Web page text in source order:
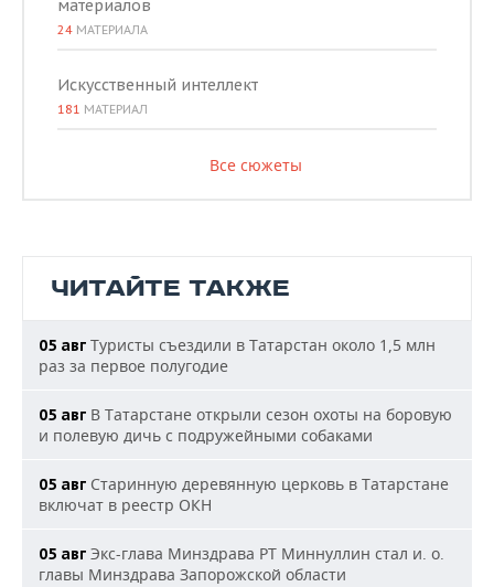
материалов
24 МАТЕРИАЛА
Искусственный интеллект
181 МАТЕРИАЛ
Все сюжеты
ЧИТАЙТЕ ТАКЖЕ
05 авг Туристы съездили в Татарстан около 1,5 млн
раз за первое полугодие
05 авг В Татарстане открыли сезон охоты на боровую
и полевую дичь с подружейными собаками
05 авг Старинную деревянную церковь в Татарстане
включат в реестр ОКН
05 авг Экс-глава Минздрава РТ Миннуллин стал и. о.
главы Минздрава Запорожской области